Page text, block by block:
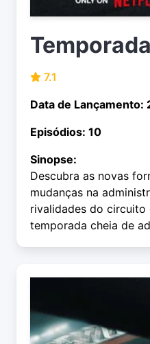
7.1
Data de
Episódios: 10
Sinopse:
Descubra as novas
mudanças na
rivalidades do circuito
temporada cheia de